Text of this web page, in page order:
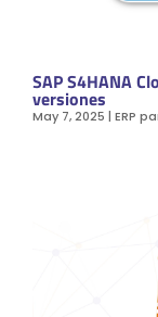
SAP S4HANA
versiones
May 7, 2025 |ERP